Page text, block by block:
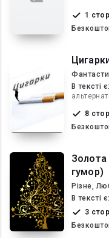
1
В текcті є:
8
Золота
гумор)
Різне,
В текcті є:
3